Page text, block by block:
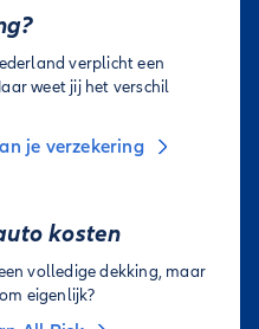
verplicht een
weet jij het verschil
je verzekering
kosten
volledige dekking, maar
eigenlijk?